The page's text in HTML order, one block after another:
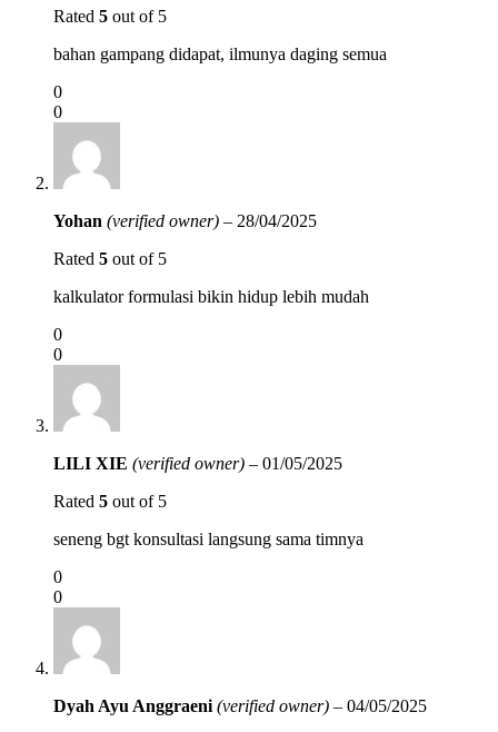
Rated 5 out of 5
bahan gampang didapat, ilmunya daging semua
0
0
Yohan (verified owner) – 28/04/2025
Rated 5 out of 5
kalkulator formulasi bikin hidup lebih mudah
0
0
LILI XIE (verified owner) – 01/05/2025
Rated 5 out of 5
seneng bgt konsultasi langsung sama timnya
0
0
Dyah Ayu Anggraeni (verified owner) – 04/05/2025